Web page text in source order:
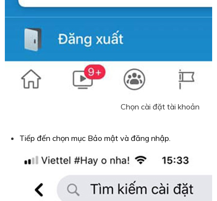
Chọn cài đặt tài khoản
Tiếp đến chọn mục Bảo mật và đăng nhập.